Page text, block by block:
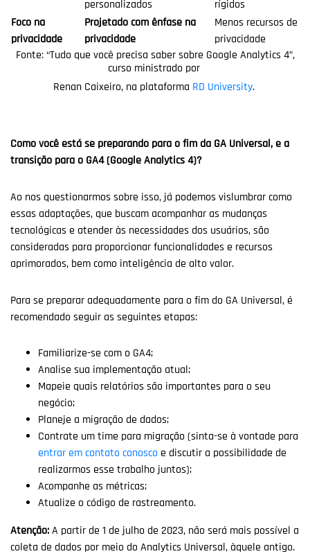
personalizados
rígidos
Foco na
privacidade
Projetado com ênfase na
privacidade
Menos recursos de
privacidade
Fonte: “Tudo que você precisa saber sobre Google Analytics 4”,
curso ministrado por
Renan Caixeiro, na plataforma RD University.
Como você está se preparando para o fim da GA Universal, e a
transição para o GA4 (Google Analytics 4)?
Ao nos questionarmos sobre isso, já podemos vislumbrar como
essas adaptações, que buscam acompanhar as mudanças
tecnológicas e atender às necessidades dos usuários, são
consideradas para proporcionar funcionalidades e recursos
aprimorados, bem como inteligência de alto valor.
Para se preparar adequadamente para o fim do GA Universal, é
recomendado seguir as seguintes etapas:
Familiarize-se com o GA4;
Analise sua implementação atual;
Mapeie quais relatórios são importantes para o seu
negócio;
Planeje a migração de dados;
Contrate um time para migração (sinta-se à vontade para
entrar em contato conosco e discutir a possibilidade de
realizarmos esse trabalho juntos);
Acompanhe as métricas;
Atualize o código de rastreamento.
Atenção:A partir de 1 de julho de 2023, não será mais possível a
coleta de dados por meio do Analytics Universal, àquele antigo.